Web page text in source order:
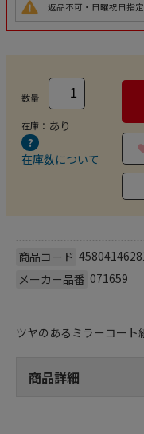
返品不可・日曜祝日指
数量
在庫： あり
在庫数について
商品コード
メーカー品番 071659
ツヤのあるミラーコー
商品詳細